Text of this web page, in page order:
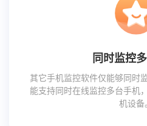
同时监控
其它手机监控软件仅能够同时
能支持同时在线监控多台手机
机设备